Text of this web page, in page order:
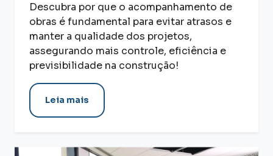
Descubra por que o acompanhamento de
obras é fundamental para evitar atrasos e
manter a qualidade dos projetos,
assegurando mais controle, eficiência e
previsibilidade na construção!
Leia mais